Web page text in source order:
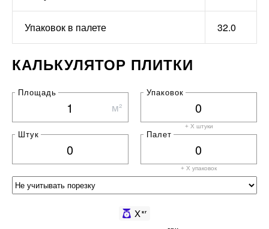
Упаковок в палете 32.0
КАЛЬКУЛЯТОР ПЛИТКИ
Площадь
м²
Упаковок
+ X штуки
Штук Палет
+ X упаковок
Xкг